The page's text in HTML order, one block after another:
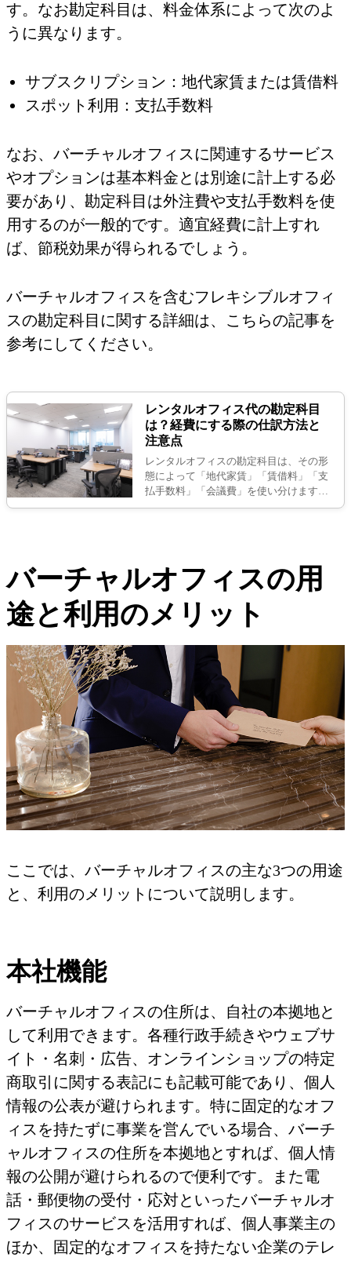
す。なお勘定科目は、料金体系によって次のよ
うに異なります。
サブスクリプション：地代家賃または賃借料
スポット利用：支払手数料
なお、バーチャルオフィスに関連するサービス
やオプションは基本料金とは別途に計上する必
要があり、勘定科目は外注費や支払手数料を使
用するのが一般的です。適宜経費に計上すれ
ば、節税効果が得られるでしょう。
バーチャルオフィスを含むフレキシブルオフィ
スの勘定科目に関する詳細は、こちらの記事を
参考にしてください。
レンタルオフィス代の勘定科目
は？経費にする際の仕訳方法と
注意点
レンタルオフィスの勘定科目は、その形
態によって「地代家賃」「賃借料」「支
払手数料」「会議費」を使い分けます。
初期費用やその他雑費の仕訳・記帳も解
バーチャルオフィスの用
途と利用のメリット
ここでは、バーチャルオフィスの主な3つの用途
と、利用のメリットについて説明します。
本社機能
バーチャルオフィスの住所は、自社の本拠地と
して利用できます。各種行政手続きやウェブサ
イト・名刺・広告、オンラインショップの特定
商取引に関する表記にも記載可能であり、個人
情報の公表が避けられます。特に固定的なオフ
ィスを持たずに事業を営んでいる場合、バーチ
ャルオフィスの住所を本拠地とすれば、個人情
報の公開が避けられるので便利です。また電
話・郵便物の受付・応対といったバーチャルオ
フィスのサービスを活用すれば、個人事業主の
ほか、固定的なオフィスを持たない企業のテレ